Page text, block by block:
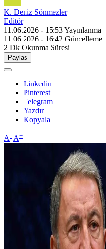
K. Deniz Sönmezler
Editör
11.06.2026 - 15:53Yayınlanma
11.06.2026 - 16:42 Güncelleme
2 Dk Okunma Süresi
Paylaş
Linkedin
Pinterest
Telegram
Yazdır
Kopyala
A- A+